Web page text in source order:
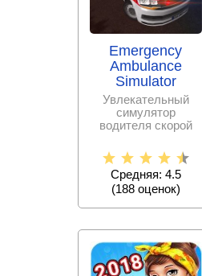
Emergency
Ambulance
Simulator
Увлекательный
симулятор
водителя скорой
моделями
автомобилей,
Средняя: 4.5
(188оценок)